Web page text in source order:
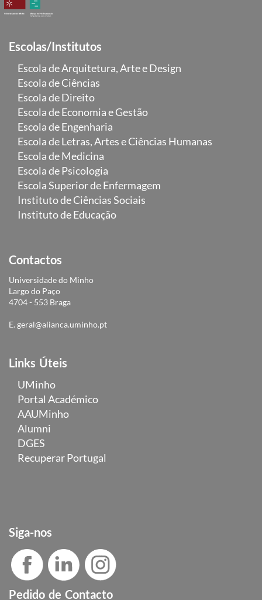
Escolas/Institutos
Escola de Arquitetura, Arte e Design
Escola de Ciências
Escola de Direito
Escola de Economia e Gestão
Escola de Engenharia
Escola de Letras, Artes e Ciências Humanas
Escola de Medicina
Escola de Psicologia
Escola Superior de Enfermagem
Instituto de Ciências Sociais
Instituto de Educação
Contactos
Universidade do Minho
Largo do Paço
4704 - 553 Braga
E. geral@alianca.uminho.pt
Links Úteis
UMinho
Portal Académico
AAUMinho
Alumni
DGES
Recuperar Portugal
Siga-nos
Pedido de Contacto